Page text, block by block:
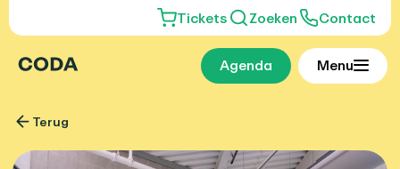
Tickets Zoeken Contact
Agenda Menu
Terug